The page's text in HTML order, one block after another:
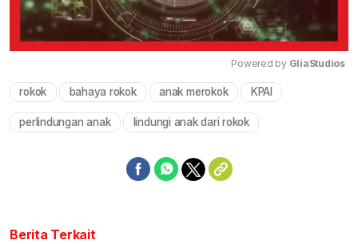
Powered by GliaStudios
rokok bahaya rokok anak merokok KPAI
perlindungan anak lindungi anak dari rokok
Berita Terkait